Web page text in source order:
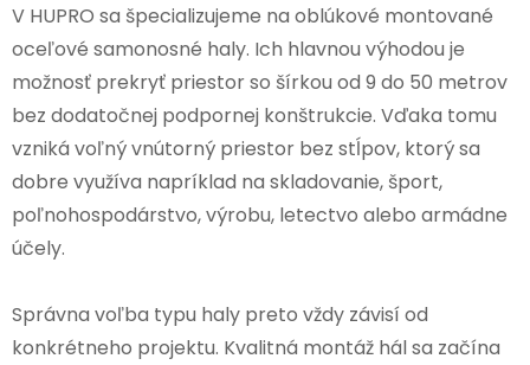
V HUPRO sa špecializujeme na oblúkové montované
oceľové samonosné haly. Ich hlavnou výhodou je
možnosť prekryť priestor so šírkou od 9 do 50 metrov
bez dodatočnej podpornej konštrukcie. Vďaka tomu
vzniká voľný vnútorný priestor bez stĺpov, ktorý sa
dobre využíva napríklad na skladovanie, šport,
poľnohospodárstvo, výrobu, letectvo alebo armádne
účely.
Správna voľba typu haly preto vždy závisí od
konkrétneho projektu. Kvalitná montáž hál sa začína